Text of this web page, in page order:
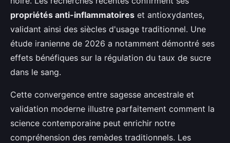
propriétés anti-inflammatoires et antioxydantes,
validant ainsi des siècles d'usage traditionnel. Une
étude iranienne de 2026 a notamment démontré ses
effets bénéfiques sur la régulation du taux de sucre
dans le sang.
Cette convergence entre sagesse ancestrale et
validation moderne illustre parfaitement comment la
science contemporaine peut enrichir notre
compréhension des remèdes traditionnels. Les